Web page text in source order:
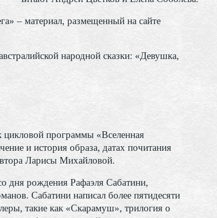
– материал, размещенный на сайте
народной сказки: «Девушка,
программы «Вселенная
и история образа, датах почитания
Ларисы Михайловой.
дня рождения Рафаэля Сабатини,
Сабатини написал более пятидесяти
такие как «Скарамуш», трилогия о